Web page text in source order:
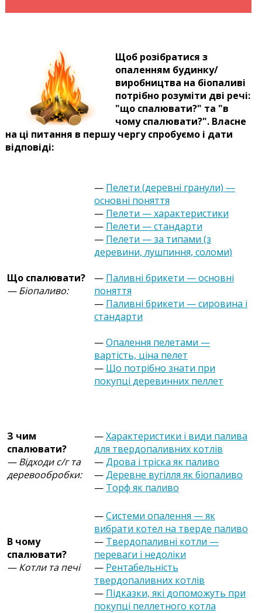
Щоб розібратися з
опаленням будинку/
виробництва на біопаливі
потрібно розуміти дві речі:
"що спалювати?" та "в
чому спалювати?". Власне
на ці питання в першу чергу спробуємо і дати
відповіді:
Що спалювати?
— Біопаливо:
— Пелети (деревні гранули) —
основні поняття
— Пелети — характеристики
— Пелети — стандарти
— Пелети — за типами (з
деревини, лушпиння, соломи)
— Паливні брикети — основні
поняття
— Паливні брикети — сировина і
стандарти
—Опалення пелетами —
вартість, ціна пелет
— Що потрібно знати при
покупці деревинних пеллет
З чим
спалювати?
— Відходи с/г та
деревообробки:
—Характеристики і види палива
для твердопаливних котлів
—Дрова і тріска як паливо
—Деревне вугілля як біопаливо
— Торф як паливо
В чому
спалювати?
— Котли та печі
—Системи опалення — як
вибрати котел на тверде паливо
— Твердопаливні котли —
переваги і недоліки
— Рентабельність
твердопаливних котлів
— Підказки, які допоможуть при
покупці пеллетного котла